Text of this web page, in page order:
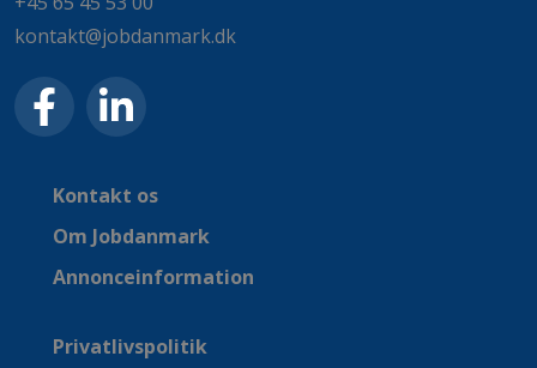
kontakt@jobdanmark.dk
Kontakt os
Om Jobdanmark
Annonceinformation
Privatlivspolitik